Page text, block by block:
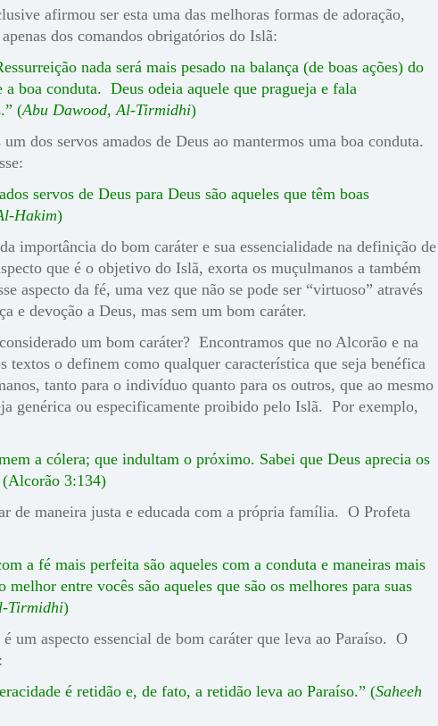
afirmou ser esta uma das melhoras formas de adoração,
dos comandos obrigatórios do Islã:
nada será mais pesado na balança (de boas ações) do
a boa conduta. Deus odeia aquele que pragueja e fala
(Abu Dawood, Al-Tirmidhi)
dos servos amados de Deus ao mantermos uma boa conduta.
servos de Deus para Deus são aqueles que têm boas
Hakim)
importância do bom caráter e sua essencialidade na definição de
que é o objetivo do Islã, exorta os muçulmanos a também
aspecto da fé, uma vez que não se pode ser “virtuoso” através
e devoção a Deus, mas sem um bom caráter.
um bom caráter? Encontramos que no Alcorão e na
textos o definem como qualquer característica que seja benéfica
tanto para o indivíduo quanto para os outros, que ao mesmo
genérica ou especificamente proibido pelo Islã. Por exemplo,
a cólera; que indultam o próximo. Sabei que Deus aprecia os
(Alcorão 3:134)
de maneira justa e educada com a própria família. O Profeta
a fé mais perfeita são aqueles com a conduta e maneiras mais
entre vocês são aqueles que são os melhores para suas
Tirmidhi)
um aspecto essencial de bom caráter que leva ao Paraíso. O
é retidão e, de fato, a retidão leva ao Paraíso.” (Saheeh